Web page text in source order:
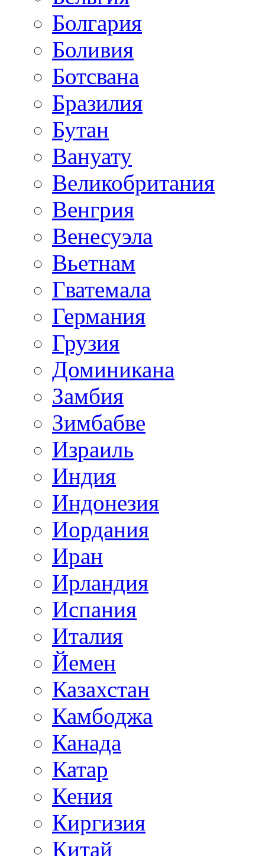
Болгария
Боливия
Ботсвана
Бразилия
Бутан
Вануату
Великобритания
Венгрия
Венесуэла
Вьетнам
Гватемала
Германия
Грузия
Доминикана
Замбия
Зимбабве
Израиль
Индия
Индонезия
Иордания
Иран
Ирландия
Испания
Италия
Йемен
Казахстан
Камбоджа
Канада
Катар
Кения
Киргизия
Китай